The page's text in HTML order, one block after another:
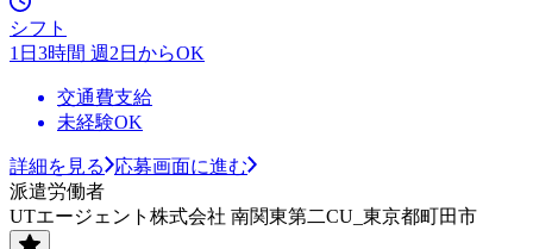
シフト
1日3時間 週2日からOK
交通費支給
未経験OK
詳細を見る
応募画面に進む
派遣労働者
UTエージェント株式会社 南関東第二CU_東京都町田市